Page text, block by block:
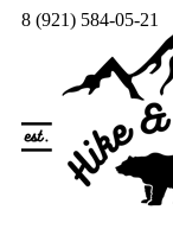
8 (921) 584-05-21